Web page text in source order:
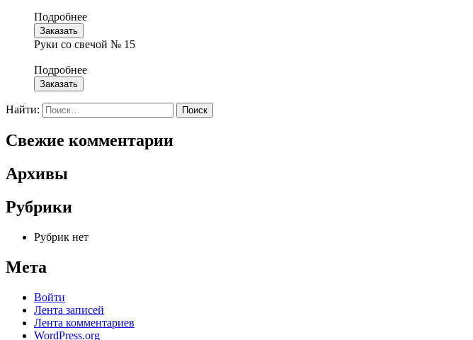
Подробнее
Заказать
Руки со свечой № 15
Подробнее
Заказать
Найти:
Свежие комментарии
Архивы
Рубрики
Рубрик нет
Мета
Войти
Лента записей
Лента комментариев
WordPress.org